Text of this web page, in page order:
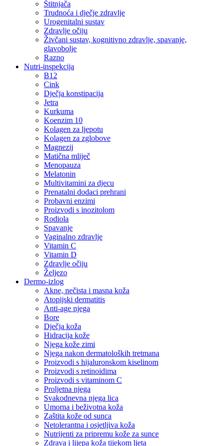
Štitnjača
Trudnoća i dječje zdravlje
Urogenitalni sustav
Zdravlje očiju
Živčani sustav, kognitivno zdravlje, spavanje,
glavobolje
Razno
Nutri-inspekcija
B12
Cink
Dječja konstipacija
Jetra
Kurkuma
Koenzim 10
Kolagen za ljepotu
Kolagen za zglobove
Magnezij
Matična mliječ
Menopauza
Melatonin
Multivitamini za djecu
Prenatalni dodaci prehrani
Probavni enzimi
Proizvodi s inozitolom
Rodiola
Spavanje
Vaginalno zdravlje
Vitamin C
Vitamin D
Zdravlje očiju
Željezo
Dermo-izlog
Akne, nečista i masna koža
Atopijski dermatitis
Anti-age njega
Bore
Dječja koža
Hidracija kože
Njega kože zimi
Njega nakon dermatoloških tretmana
Proizvodi s hijaluronskom kiselinom
Proizvodi s retinoidima
Proizvodi s vitaminom C
Proljetna njega
Svakodnevna njega lica
Umorna i beživotna koža
Zaštita kože od sunca
Netolerantna i osjetljiva koža
Nutrijenti za pripremu kože za sunce
Zdrava i lijepa koža tijekom ljeta